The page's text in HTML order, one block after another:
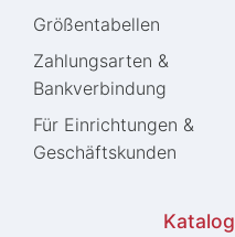
Größentabellen
Zahlungsarten &
Bankverbindung
Für Einrichtungen &
Geschäftskunden
Katalog